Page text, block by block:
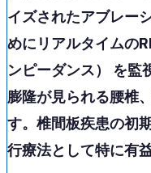
イズされたアブレー
めに リアルタイムの
ンピーダンス） を監
膨隆が見られる腰椎
す。椎間板疾患の初
行療法として特に有益